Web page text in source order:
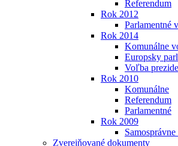
Referendum
Rok 2012
Parlamentné
Rok 2014
Komunálne
Europsky
Voľba
Rok 2010
Komunálne
Referendum
Parlamentné
Rok 2009
Zverejňované dokumenty